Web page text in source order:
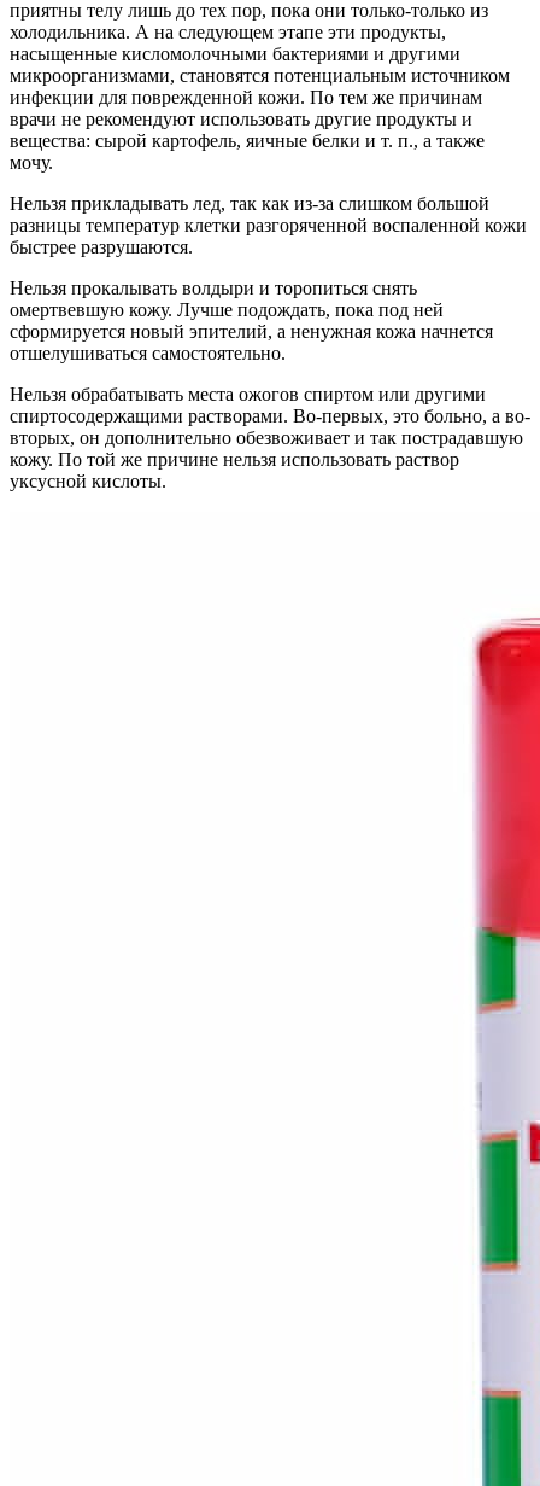
приятны телу лишь до тех пор, пока они только-только из
холодильника. А на следующем этапе эти продукты,
насыщенные кисломолочными бактериями и другими
микроорганизмами, становятся потенциальным источником
инфекции для поврежденной кожи. По тем же причинам
врачи не рекомендуют использовать другие продукты и
вещества: сырой картофель, яичные белки и т. п., а также
мочу.
Нельзя прикладывать лед, так как из-за слишком большой
разницы температур клетки разгоряченной воспаленной кожи
быстрее разрушаются.
Нельзя прокалывать волдыри и торопиться снять
омертвевшую кожу. Лучше подождать, пока под ней
сформируется новый эпителий, а ненужная кожа начнется
отшелушиваться самостоятельно.
Нельзя обрабатывать места ожогов спиртом или другими
спиртосодержащими растворами. Во-первых, это больно, а во-
вторых, он дополнительно обезвоживает и так пострадавшую
кожу. По той же причине нельзя использовать раствор
уксусной кислоты.